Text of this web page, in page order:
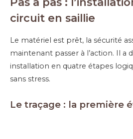
circuit en saillie
Le matériel est prêt, la sécurité
maintenant passer à l’action. Il a
installation en quatre étapes
sans stress.
Le traçage : la première